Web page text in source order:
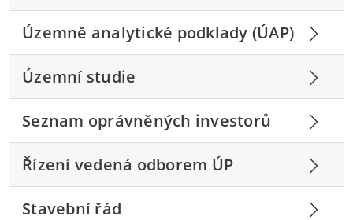
Územně analytické podklady (ÚAP)
Územní studie
Seznam oprávněných investorů
Řízení vedená odborem ÚP
Stavební řád